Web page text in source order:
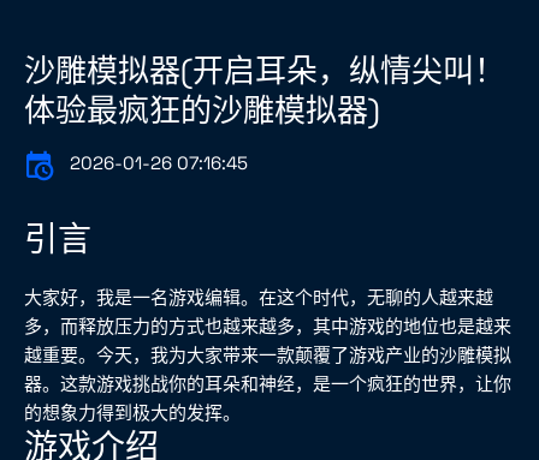
沙雕模拟器(开启耳朵，纵情尖叫！
体验最疯狂的沙雕模拟器)
2026-01-26 07:16:45
引言
大家好，我是一名游戏编辑。在这个时代，无聊的人越来越
多，而释放压力的方式也越来越多，其中游戏的地位也是越来
越重要。今天，我为大家带来一款颠覆了游戏产业的沙雕模拟
器。这款游戏挑战你的耳朵和神经，是一个疯狂的世界，让你
的想象力得到极大的发挥。
游戏介绍